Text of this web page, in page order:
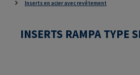
Inserts en acier avec revêtement
INSERTS RAMPA TYPE